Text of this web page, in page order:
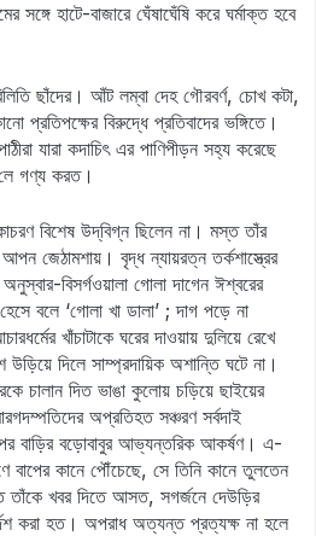
সঙ্গে হাটে-বাজারে ঘেঁষাঘেঁষি করে ঘর্মাক্ত হবে
ছাঁদের। আঁট লম্বা দেহ গৌরবর্ণ, চোখ কটা,
প্রতিপক্ষের বিরুদ্ধে প্রতিবাদের ভঙ্গিতে।
যারা কদাচিৎ এর পাণিপীড়ন সহ্য করেছে
গণ্য করত।
বিশেষ উদ্‌‍বিগ্ন ছিলেন না। মস্ত তাঁর
জেঠামশায়। বৃদ্ধ ন্যায়রত্ন তর্কশাস্ত্রের
বিসর্গওয়ালা গোলা দাগেন ঈশ্বরের
বলে ‘গোলা খা ডালা’ ; দাগ পড়ে না
খাঁচাটাকে ঘরের দাওয়ায় দুলিয়ে রেখে
উড়িয়ে দিলে সাম্প্রদায়িক অশান্তি ঘটে না।
চালান দিত ভাঙা কুলোয় চড়িয়ে ছাইয়ের
অপ্রতিহত সঞ্চরণ সর্বদাই
বাড়ির বড়োবাবুর আভ্যন্তরিক আকর্ষণ। এ-
বাপের কানে পৌঁচেছে, সে তিনি কানে তুলতেন
তাঁকে খবর দিতে আসত, সগর্জনে দেউড়ির
করা হত। অপরাধ অত্যন্ত প্রত্যক্ষ না হলে